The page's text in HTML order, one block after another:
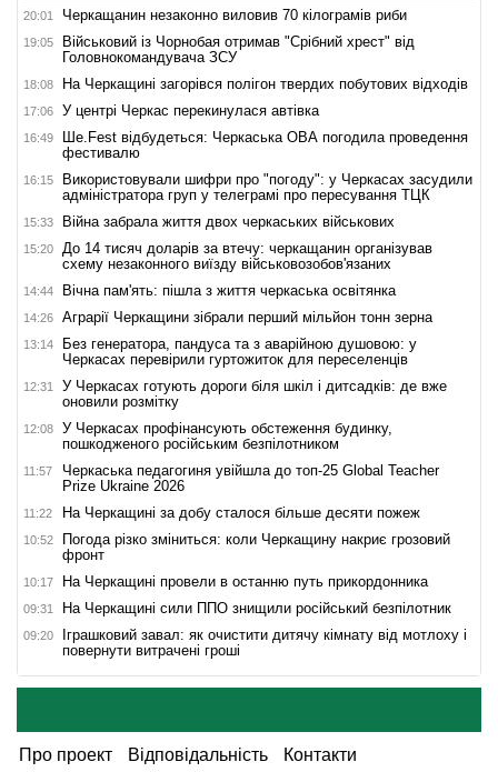
20:01 Черкащанин незаконно виловив 70 кілограмів риби
19:05
Військовий із Чорнобая отримав "Срібний хрест" від
Головнокомандувача ЗСУ
18:08 На Черкащині загорівся полігон твердих побутових відходів
17:06 У центрі Черкас перекинулася автівка
16:49
Ше.Fest відбудеться: Черкаська ОВА погодила проведення
фестивалю
16:15
Використовували шифри про "погоду": у Черкасах засудили
адміністратора груп у телеграмі про пересування ТЦК
15:33 Війна забрала життя двох черкаських військових
15:20
До 14 тисяч доларів за втечу: черкащанин організував
схему незаконного виїзду військовозобов'язаних
14:44 Вічна пам'ять: пішла з життя черкаська освітянка
14:26 Аграрії Черкащини зібрали перший мільйон тонн зерна
13:14
Без генератора, пандуса та з аварійною душовою: у
Черкасах перевірили гуртожиток для переселенців
12:31
У Черкасах готують дороги біля шкіл і дитсадків: де вже
оновили розмітку
12:08
У Черкасах профінансують обстеження будинку,
пошкодженого російським безпілотником
11:57
Черкаська педагогиня увійшла до топ-25 Global Teacher
Prize Ukraine 2026
11:22 На Черкащині за добу сталося більше десяти пожеж
10:52
Погода різко зміниться: коли Черкащину накриє грозовий
фронт
10:17 На Черкащині провели в останню путь прикордонника
09:31 На Черкащині сили ППО знищили російський безпілотник
09:20
Іграшковий завал: як очистити дитячу кімнату від мотлоху і
повернути витрачені гроші
Про проект Відповідальність Контакти